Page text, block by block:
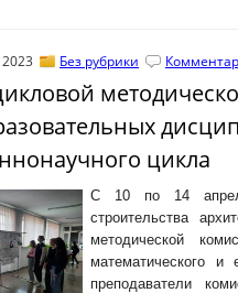
Без рубрики
цикла
С 10 по 14
строительства
методической
математического и
преподаватели